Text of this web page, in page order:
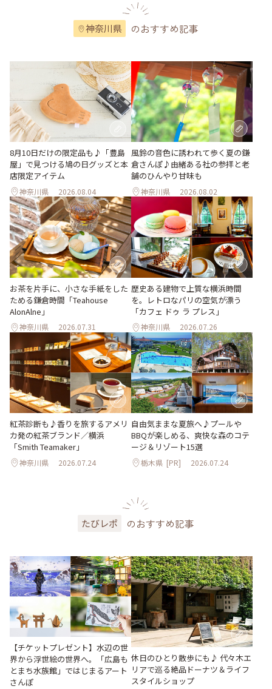
神奈川県 のおすすめ記事
8月10日だけの限定品も♪「豊島
屋」で見つける鳩の日グッズと本
店限定アイテム
神奈川県 2026.08.04
風鈴の音色に誘われて歩く夏の鎌
倉さんぽ♪由緒ある社の参拝と老
舗のひんやり甘味も
神奈川県 2026.08.02
お茶を片手に、小さな手紙をした
ためる鎌倉時間「Teahouse
AlonAlne」
神奈川県 2026.07.31
歴史ある建物で上質な横浜時間
を。レトロなパリの空気が漂う
「カフェ ドゥ ラ プレス」
神奈川県 2026.07.26
紅茶診断も♪香りを旅するアメリ
カ発の紅茶ブランド／横浜
「Smith Teamaker」
神奈川県 2026.07.24
自由気ままな夏旅へ♪プールや
BBQが楽しめる、爽快な森のコテ
ージ＆リゾート15選
栃木県 [PR] 2026.07.24
たびレポ のおすすめ記事
【チケットプレゼント】水辺の世
界から浮世絵の世界へ。「広島も
とまち水族館」ではじまるアート
さんぽ
休日のひとり散歩にも♪ 代々木エ
リアで巡る絶品ドーナツ＆ライフ
スタイルショップ